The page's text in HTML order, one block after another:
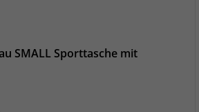
SMALL Sporttasche mit